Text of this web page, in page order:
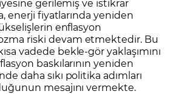
gerilemiş ve istikrar
enerji fiyatlarında yeniden
enflasyon
riski devam etmektedir. Bu
vadede bekle-gör yaklaşımını
baskılarının yeniden
daha sıkı politika adımları
mesajını vermekte.